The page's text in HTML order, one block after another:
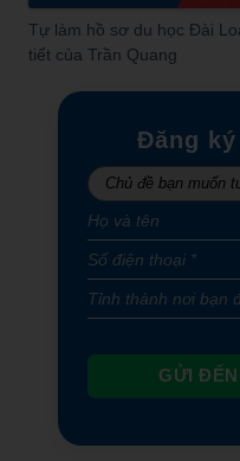
Tự làm hồ sơ du học Đài
tiết của Trần Quang
Đăng
GỬI